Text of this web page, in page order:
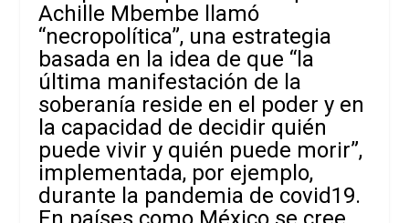
Achille Mbembe llamó
“necropolítica”, una estrategia
basada en la idea de que “la
última manifestación de la
soberanía reside en el poder y en
la capacidad de decidir quién
puede vivir y quién puede morir”,
implementada, por ejemplo,
durante la pandemia de covid19.